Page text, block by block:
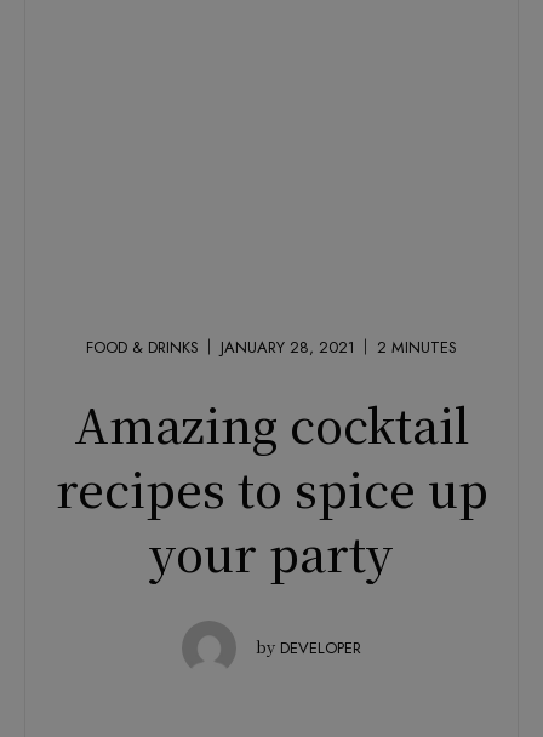
FOOD & DRINKS JANUARY 28, 2021 2 MINUTES
Amazing cocktail
recipes to spice up
your party
by DEVELOPER